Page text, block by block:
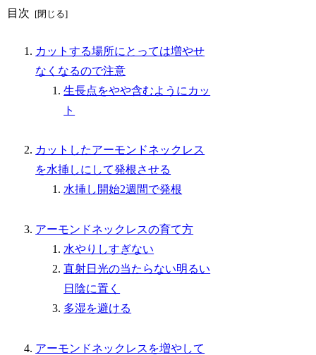
目次
カットする場所にとっては増やせ
なくなるので注意
生長点をやや含むようにカッ
ト
カットしたアーモンドネックレス
を水挿しにして発根させる
水挿し開始2週間で発根
アーモンドネックレスの育て方
水やりしすぎない
直射日光の当たらない明るい
日陰に置く
多湿を避ける
アーモンドネックレスを増やして